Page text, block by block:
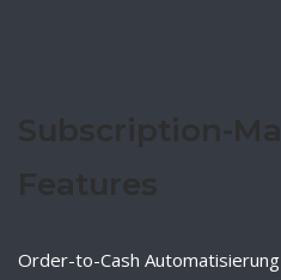
Order-to-Cash Automatisierung